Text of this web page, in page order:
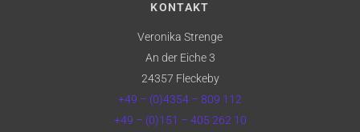
KONTAKT
Veronika Strenge
An der Eiche 3
24357 Fleckeby
+49 – (0)4354 – 809 112
+49 – (0)151 – 405 262 10